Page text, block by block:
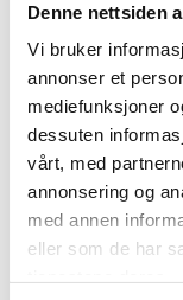
Denne nettsiden
Vi bruker
annonser et
mediefunksjoner
dessuten
vårt, med
annonsering og
med annen
eller som de har
Relaterte